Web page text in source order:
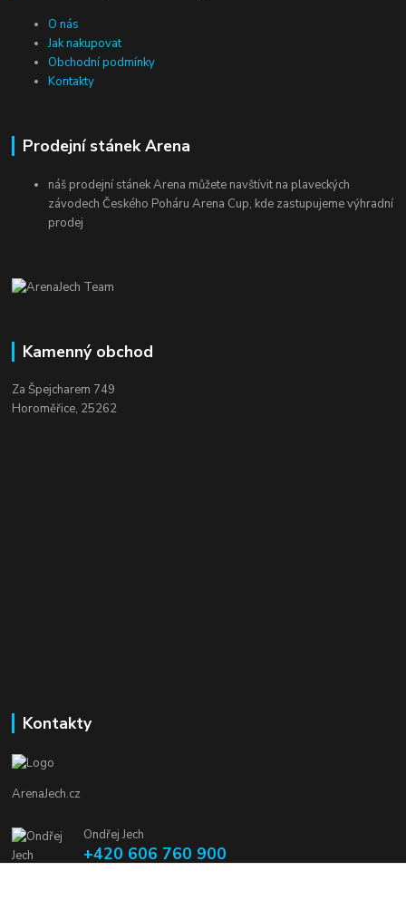
O nás
Jak nakupovat
Obchodní podmínky
Kontakty
Prodejní stánek Arena
náš prodejní stánek Arena můžete navštívit na plaveckých
závodech Českého Poháru Arena Cup, kde zastupujeme výhradní
prodej
Kamenný obchod
Za Špejcharem 749
Horoměřice, 25262
Kontakty
ArenaJech.cz
Ondřej Jech
+420 606 760 900